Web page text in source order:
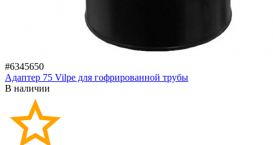
#6345650
Адаптер 75 Vilpe для гофрированной трубы
В наличии